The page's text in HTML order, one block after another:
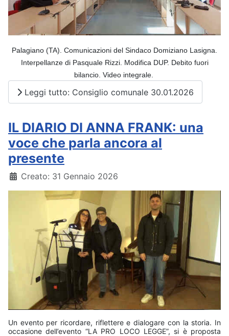
Palagiano (TA) Comunicazioni del Sindaco Domiziano Lasigna.
Interpellanze di Pasquale Rizzi. Modifica DUP. Debito fuori
bilancio. Video integrale.
Leggi tutto: Consiglio comunale 30.01.2026
IL DIARIO DI ANNA FRANK: una
voce che parla ancora al
presente
Dettagli
Creato: 31 Gennaio 2026
Un evento per ricordare, riflettere e dialogare con la storia. In
occasione dell’evento “LA PRO LOCO LEGGE”, si è proposta